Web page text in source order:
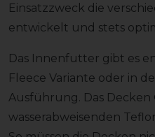
Einsatzzweck die
entwickelt und stets
Das Innenfutter gibt es
Fleece Variante oder in
Ausführung. Das
wasserabweisenden